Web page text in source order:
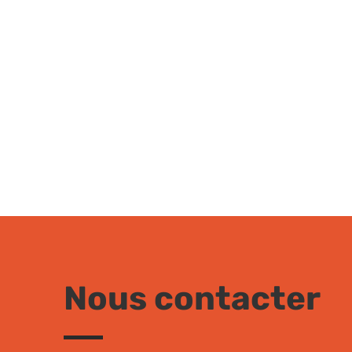
Nous contacter